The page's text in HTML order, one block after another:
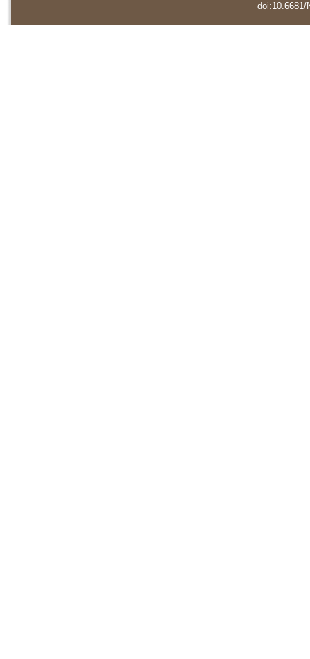
doi:10.6681/